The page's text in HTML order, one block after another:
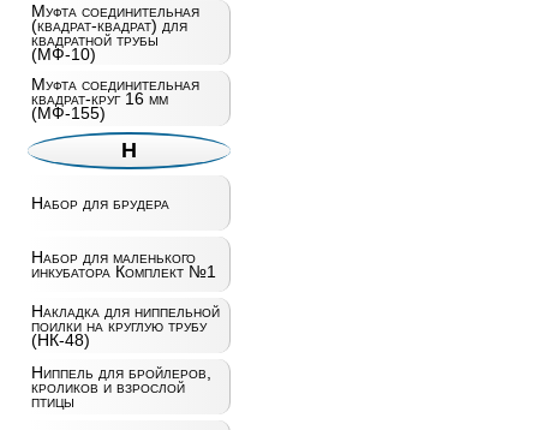
Муфта соединительная
(квадрат-квадрат) для
квадратной трубы
(МФ-10)
Муфта соединительная
квадрат-круг 16 мм
(МФ-155)
Н
Набор для брудера
Набор для маленького
инкубатора Комплект №1
Накладка для ниппельной
поилки на круглую трубу
(НК-48)
Ниппель для бройлеров,
кроликов и взрослой
птицы